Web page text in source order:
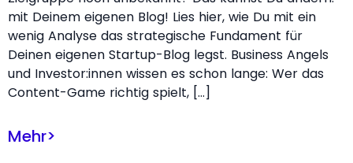
mit Deinem eigenen Blog! Lies hier, wie Du mit ein
wenig Analyse das strategische Fundament für
Deinen eigenen Startup-Blog legst. Business Angels
und Investor:innen wissen es schon lange: Wer das
Content-Game richtig spielt, […]
Mehr>